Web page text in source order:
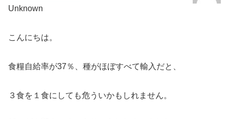
Unknown
こんにちは。
食糧自給率が37％、種がほぼすべて輸入だと、
３食を１食にしても危ういかもしれません。